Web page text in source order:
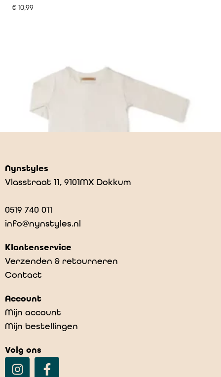
€ 10,99
€49,99
Nynstyles
Vlasstraat 11, 9101MX Dokkum
0519 740 011
info@nynstyles.nl
Klantenservice
Verzenden & retourneren
Contact
Account
Mijn account
Mijn bestellingen
Volg ons